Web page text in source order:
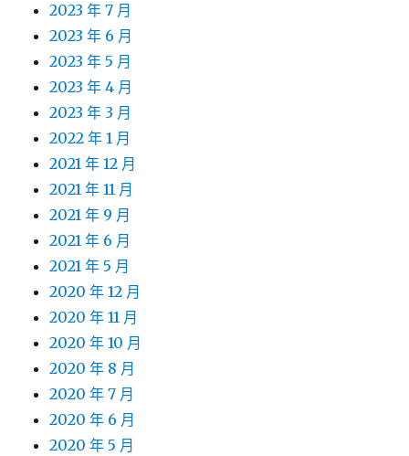
2023 年 7 月
2023 年 6 月
2023 年 5 月
2023 年 4 月
2023 年 3 月
2022 年 1 月
2021 年 12 月
2021 年 11 月
2021 年 9 月
2021 年 6 月
2021 年 5 月
2020 年 12 月
2020 年 11 月
2020 年 10 月
2020 年 8 月
2020 年 7 月
2020 年 6 月
2020 年 5 月